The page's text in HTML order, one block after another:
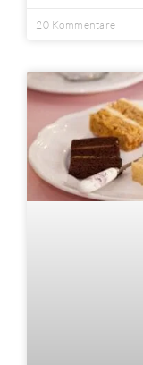
20 Kommentare